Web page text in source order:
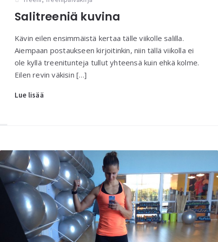
Salitreeniä kuvina
Kävin eilen ensimmäistä kertaa tälle viikolle salilla.
Aiempaan postaukseen kirjoitinkin, niin tällä viikolla ei
ole kyllä treenitunteja tullut yhteensä kuin ehkä kolme.
Eilen revin väkisin […]
Lue lisää